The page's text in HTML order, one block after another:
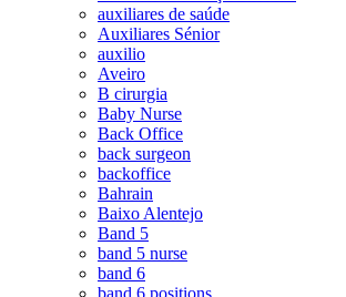
auxiliares de saúde
Auxiliares Sénior
auxilio
Aveiro
B cirurgia
Baby Nurse
Back Office
back surgeon
backoffice
Bahrain
Baixo Alentejo
Band 5
band 5 nurse
band 6
band 6 positions